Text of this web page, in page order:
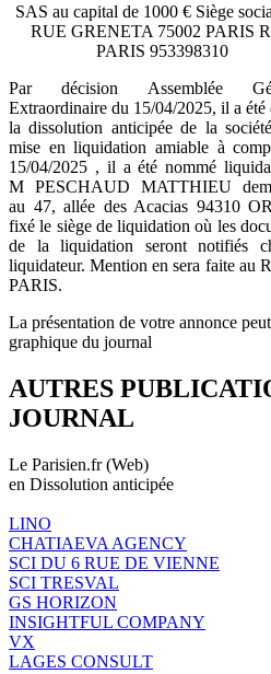
SAS au capital de 1000 € Siège
RUE GRENETA 75002 PARIS
PARIS 953398310
Par décision Assemblée
Extraordinaire du 15/04/2025, il a été
la dissolution anticipée de la
mise en liquidation amiable à
15/04/2025 , il a été nommé
M PESCHAUD MATTHIEU
au 47, allée des Acacias 94310
fixé le siège de liquidation où les
de la liquidation seront notifiés
liquidateur. Mention en sera faite au
PARIS.
La présentation de votre annonce
graphique du journal
AUTRES
JOURNAL
Le Parisien.fr (Web)
en Dissolution anticipée
LINO
CHATIAEVA AGENCY
SCI DU 6 RUE DE VIENNE
SCI TRESVAL
GS HORIZON
INSIGHTFUL COMPANY
VX
LAGES CONSULT